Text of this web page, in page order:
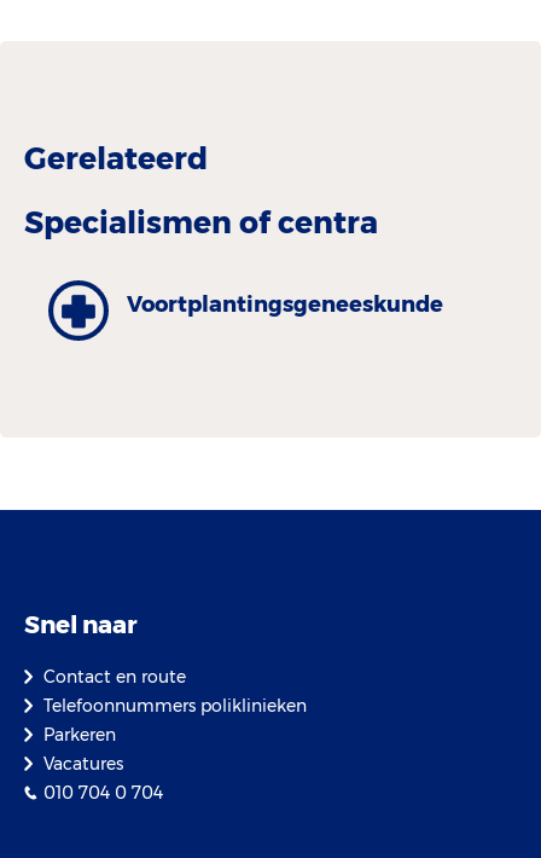
Gerelateerd
Specialismen of centra
Voortplantingsgeneeskunde
Snel naar
Contact en route
Telefoonnummers poliklinieken
Parkeren
Vacatures
010 704 0 704